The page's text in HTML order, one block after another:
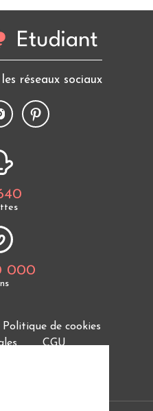
réseaux sociaux
000
Politique de cookies
CGU